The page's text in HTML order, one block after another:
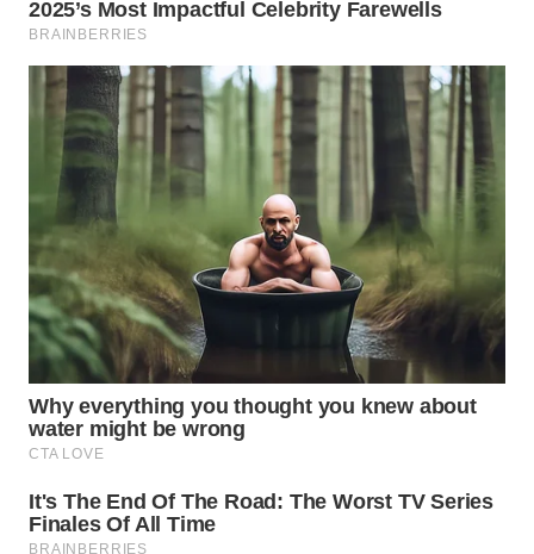
TIMUR
WN
SEMARANG
WN
SOLO
BOROBUDUR
WN
MADURA
WN
SURABAYA
WN
NATUNA